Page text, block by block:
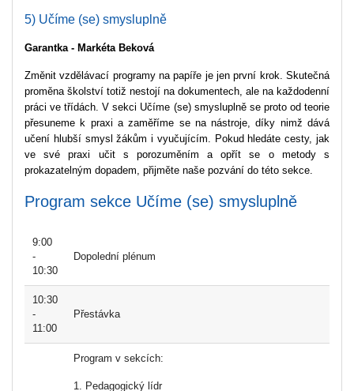
5) Učíme (se) smysluplně
Garantka - Markéta Beková
Změnit vzdělávací programy na papíře je jen první krok. Skutečná
proměna školství totiž nestojí na dokumentech, ale na každodenní
práci ve třídách. V sekci Učíme (se) smysluplně se proto od teorie
přesuneme k praxi a zaměříme se na nástroje, díky nimž dává
učení hlubší smysl žákům i vyučujícím. Pokud hledáte cesty, jak
ve své praxi učit s porozuměním a opřít se o metody s
prokazatelným dopadem, přijměte naše pozvání do této sekce.
Program sekce Učíme (se) smysluplně
9:00
-
10:30
Dopolední plénum
10:30
-
11:00
Přestávka
Program v sekcích:
1. Pedagogický lídr